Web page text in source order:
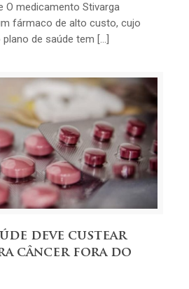
O medicamento Stivarga
fármaco de alto custo, cujo
de saúde tem […]
deve custear
câncer fora do